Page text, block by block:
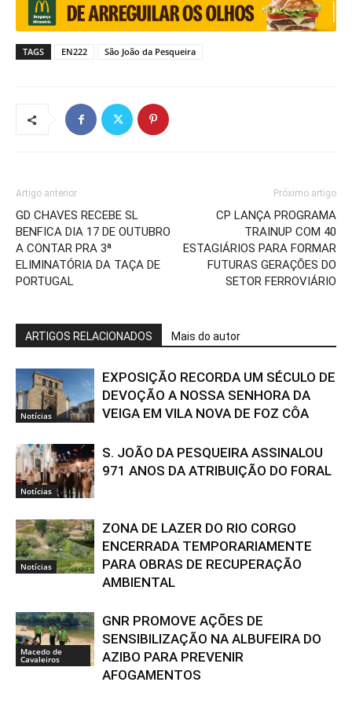
TAGS EN222 São João da Pesqueira
Artigo anterior
GD CHAVES RECEBE SL
BENFICA DIA 17 DE OUTUBRO
A CONTAR PRA 3ª
ELIMINATÓRIA DA TAÇA DE
PORTUGAL
Próximo artigo
CP LANÇA PROGRAMA
TRAINUP COM 40
ESTAGIÁRIOS PARA FORMAR
FUTURAS GERAÇÕES DO
SETOR FERROVIÁRIO
ARTIGOS RELACIONADOS Mais do autor
Notícias
EXPOSIÇÃO RECORDA UM SÉCULO DE
DEVOÇÃO A NOSSA SENHORA DA
VEIGA EM VILA NOVA DE FOZ CÔA
Notícias
S. JOÃO DA PESQUEIRA ASSINALOU
971 ANOS DA ATRIBUIÇÃO DO FORAL
Notícias
ZONA DE LAZER DO RIO CORGO
ENCERRADA TEMPORARIAMENTE
PARA OBRAS DE RECUPERAÇÃO
AMBIENTAL
Macedo de
Cavaleiros
GNR PROMOVE AÇÕES DE
SENSIBILIZAÇÃO NA ALBUFEIRA DO
AZIBO PARA PREVENIR
AFOGAMENTOS